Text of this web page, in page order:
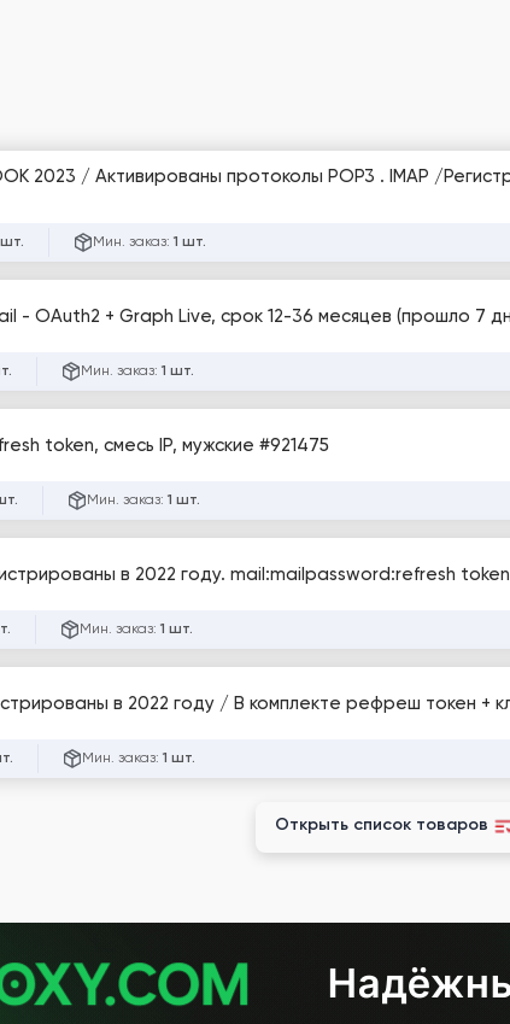
2023 / Активированы протоколы POP3 . IMAP /
шт. Мин. заказ: 1 шт.
- OAuth2 + Graph Live, срок 12-36 месяцев (прошло 7
Мин. заказ: 1 шт.
token, смесь IP, мужские #921475
Мин. заказ: 1 шт.
в 2022 году. mail:mailpassword:refresh
Мин. заказ: 1 шт.
Мин. заказ: 1 шт.
Открыть список товаров